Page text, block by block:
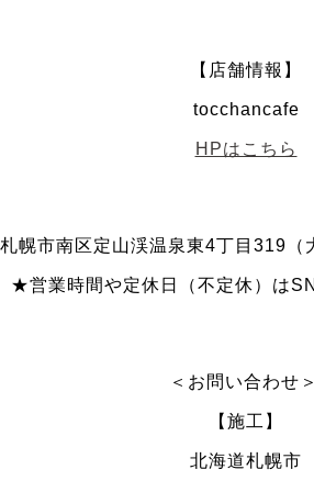
【店舗情報】
tocchancafe
HPはこちら
幌市南区定山渓温泉東4丁目319（
★営業時間や定休日（不定休）は
＜お問い合わせ＞
【施工】
北海道札幌市